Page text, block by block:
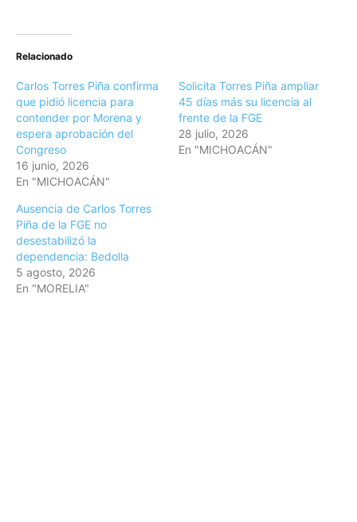
Relacionado
Carlos Torres Piña confirma
que pidió licencia para
contender por Morena y
espera aprobación del
Congreso
16 junio, 2026
En "MICHOACÁN"
Solicita Torres Piña ampliar
45 días más su licencia al
frente de la FGE
28 julio, 2026
En "MICHOACÁN"
Ausencia de Carlos Torres
Piña de la FGE no
desestabilizó la
dependencia: Bedolla
5 agosto, 2026
En "MORELIA"